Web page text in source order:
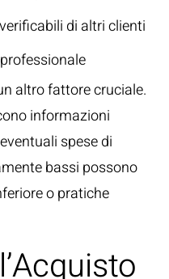
di altri clienti
altro fattore cruciale.
informazioni
spese di
bassi possono
o pratiche